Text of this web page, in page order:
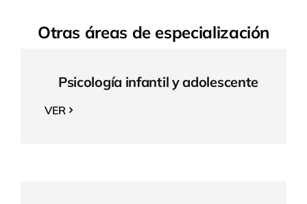
Otras áreas de especialización
Psicología infantil y adolescente
VER